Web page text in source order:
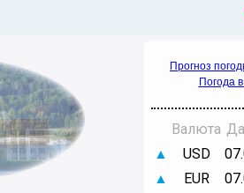
Прогноз
Погода
Валюта
▲
USD
▲
EUR